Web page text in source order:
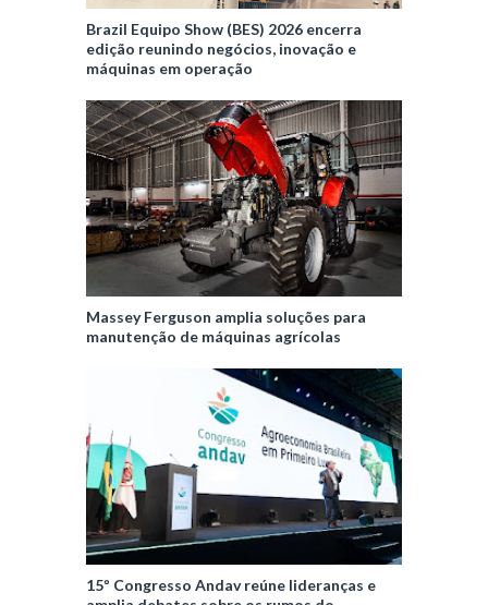
Brazil Equipo Show (BES) 2026 encerra
edição reunindo negócios, inovação e
máquinas em operação
Massey Ferguson amplia soluções para
manutenção de máquinas agrícolas
15º Congresso Andav reúne lideranças e